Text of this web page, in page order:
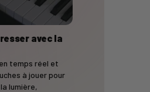
avec la
temps réel et
à jouer pour
lumière,